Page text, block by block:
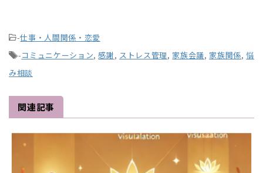
-仕事・人間関係・恋愛
-コミュニケーション,感謝, ストレス管理,家族会議,家族関係,悩
み相談
関連記事